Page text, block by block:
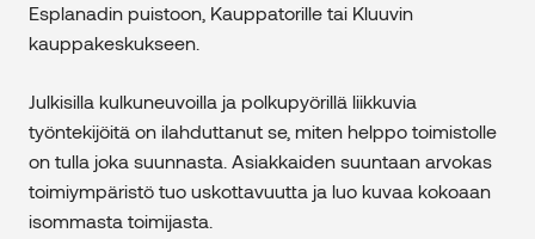
Esplanadin puistoon, Kauppatorille tai Kluuvin
kauppakeskukseen.
Julkisilla kulkuneuvoilla ja polkupyörillä liikkuvia
työntekijöitä on ilahduttanut se, miten helppo toimistolle
on tulla joka suunnasta. Asiakkaiden suuntaan arvokas
toimiympäristö tuo uskottavuutta ja luo kuvaa kokoaan
isommasta toimijasta.